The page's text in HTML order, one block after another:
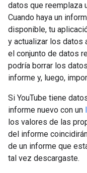
datos que reemplaza
Cuando haya un
disponible, tu
y actualizar los datos
el conjunto de datos
podría borrar los
informe y, luego,
Si YouTube tiene
informe nuevo con un
los valores de las
del informe
de un informe que
tal vez descargaste.